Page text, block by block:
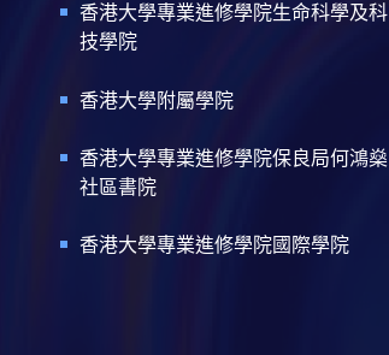
香港大學專業進修學院生命科學及科
技學院
香港大學附屬學院
香港大學專業進修學院保良局何鴻燊
社區書院
香港大學專業進修學院國際學院